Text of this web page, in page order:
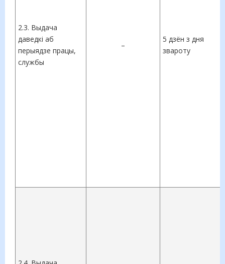
2.3. Выдача
даведкі аб
перыядзе працы,
службы
–
5 дзён з дня
звароту